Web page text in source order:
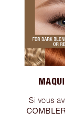
Si vous